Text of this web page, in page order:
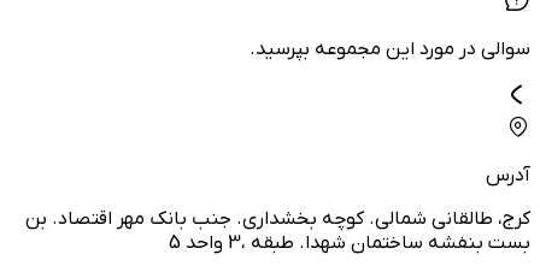
سوالی در مورد این مجموعه بپرسید.
آدرس
کرج، طالقانی شمالی. کوچه بخشداری. جنب بانک مهر اقتصاد. بن
بست بنفشه ساختمان شهدا. طبقه ،3 واحد 5